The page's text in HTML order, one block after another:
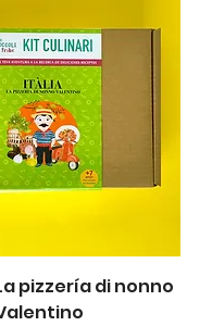
La pizzería di nonno